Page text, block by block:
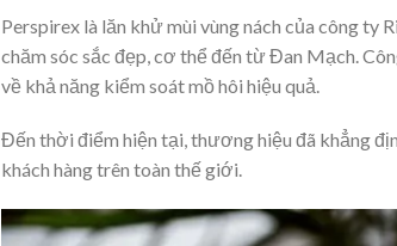
Perspirex là lăn khử mùi vùng nách của công ty
chăm sóc sắc đẹp , cơ thể đến từ Đan Mạch.
về khả năng kiểm soát mồ hôi hiệu quả.
Đến thời điểm hiện tại, thương hiệu đã khẳng
khách hàng trên toàn thế giới.